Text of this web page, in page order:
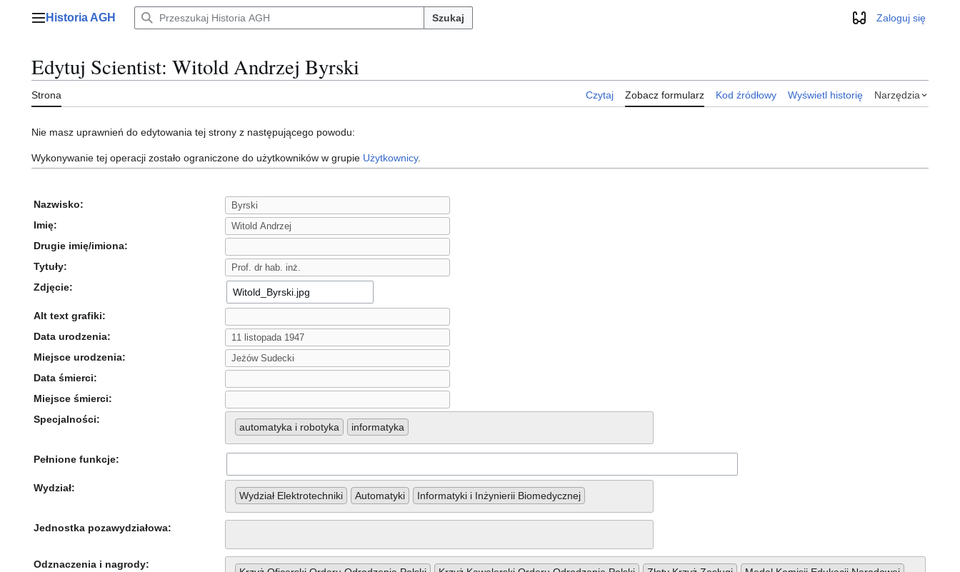
Menu główne
Historia AGH Szukaj WyglądZaloguj się
Edytuj Scientist: Witold Andrzej Byrski
Strona Czytaj Zobacz formularz Kod źródłowy Wyświetl historię Narzędzia
Nie masz uprawnień do edytowania tej strony z następującego powodu:
Wykonywanie tej operacji zostało ograniczone do użytkowników w grupie Użytkownicy.
Nazwisko:
Imię:
Drugie imię/imiona:
Tytuły:
Zdjęcie:
Alt text grafiki:
Data urodzenia:
Miejsce urodzenia:
Data śmierci:
Miejsce śmierci:
Specjalności:
automatyka i robotyka informatyka
Pełnione funkcje:
Wydział:
Wydział Elektrotechniki Automatyki Informatyki i Inżynierii Biomedycznej
Jednostka pozawydziałowa:
Odznaczenia i nagrody: